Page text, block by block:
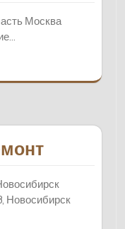
Москва
Новосибирск